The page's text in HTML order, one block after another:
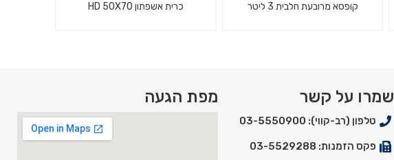
קופסא מרובעת חלבית 3 ליטר כרית אשפתון HD 50X70
בגודל 50X70
שמרו על קשר
טלפון (רב-קווי): 03-5550900
פקס הזמנות: 03-5529288
מפת הגעה